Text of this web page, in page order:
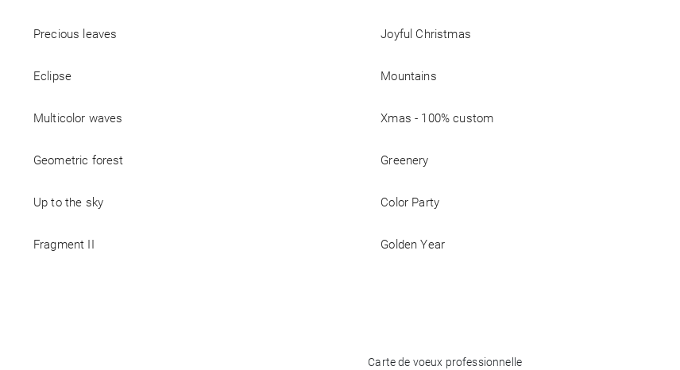
Precious leaves Joyful Christmas
Eclipse Mountains
Multicolor waves Xmas - 100% custom
Geometric forest Greenery
Up to the sky Color Party
Fragment II Golden Year
Carte de voeux professionnelle